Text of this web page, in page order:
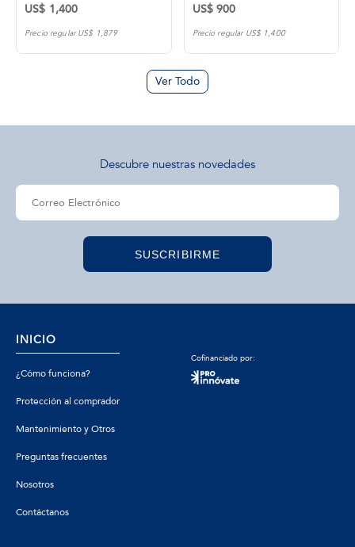
US$ 1,400
Precio regular US$ 1,879
US$ 900
Precio regular US$ 1,400
Ver Todo
Descubre nuestras novedades
SUSCRIBIRME
INICIO
¿Cómo funciona?
Protección al comprador
Mantenimiento y Otros
Preguntas frecuentes
Nosotros
Contáctanos
Cofinanciado por: